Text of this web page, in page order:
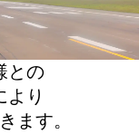
との
より
ます。